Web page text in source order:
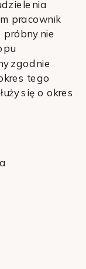
pracownik
próbny nie
zgodnie
tego
się o okres